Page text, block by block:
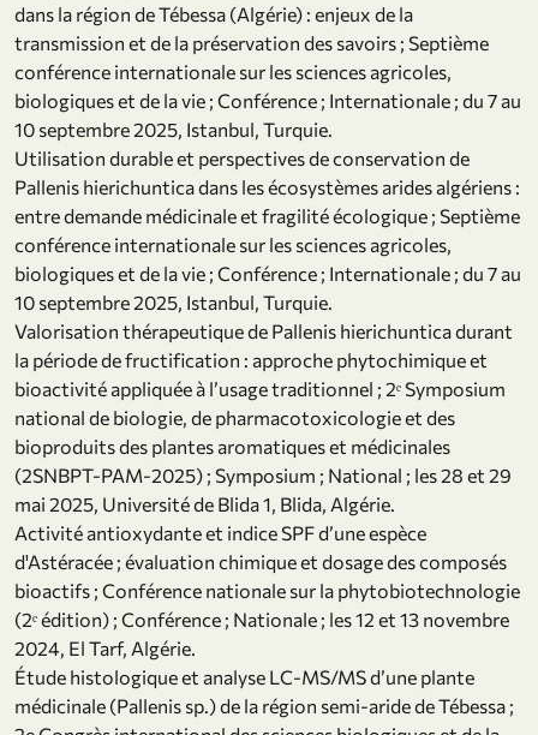
dans la région de Tébessa (Algérie) : enjeux de la
transmission et de la préservation des savoirs ; Septième
conférence internationale sur les sciences agricoles,
biologiques et de la vie ; Conférence ; Internationale ; du 7 au
10 septembre 2025, Istanbul, Turquie.
Utilisation durable et perspectives de conservation de
Pallenis hierichuntica dans les écosystèmes arides algériens :
entre demande médicinale et fragilité écologique ; Septième
conférence internationale sur les sciences agricoles,
biologiques et de la vie ; Conférence ; Internationale ; du 7 au
10 septembre 2025, Istanbul, Turquie.
Valorisation thérapeutique de Pallenis hierichuntica durant
la période de fructification : approche phytochimique et
bioactivité appliquée à l’usage traditionnel ; 2ᵉ Symposium
national de biologie, de pharmacotoxicologie et des
bioproduits des plantes aromatiques et médicinales
(2SNBPT-PAM-2025) ; Symposium ; National ; les 28 et 29
mai 2025, Université de Blida 1, Blida, Algérie.
Activité antioxydante et indice SPF d’une espèce
d'Astéracée ; évaluation chimique et dosage des composés
bioactifs ; Conférence nationale sur la phytobiotechnologie
(2ᵉ édition) ; Conférence ; Nationale ; les 12 et 13 novembre
2024, El Tarf, Algérie.
Étude histologique et analyse LC-MS/MS d’une plante
médicinale (Pallenis sp.) de la région semi-aride de Tébessa ;